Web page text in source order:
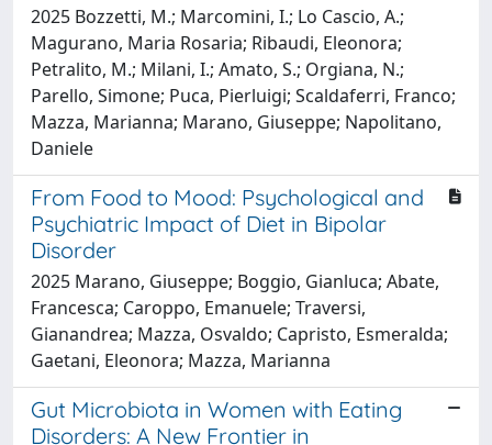
2025 Bozzetti, M.; Marcomini, I.; Lo Cascio, A.;
Magurano, Maria Rosaria; Ribaudi, Eleonora;
Petralito, M.; Milani, I.; Amato, S.; Orgiana, N.;
Parello, Simone; Puca, Pierluigi; Scaldaferri, Franco;
Mazza, Marianna; Marano, Giuseppe; Napolitano,
Daniele
From Food to Mood: Psychological and
Psychiatric Impact of Diet in Bipolar
Disorder
2025 Marano, Giuseppe; Boggio, Gianluca; Abate,
Francesca; Caroppo, Emanuele; Traversi,
Gianandrea; Mazza, Osvaldo; Capristo, Esmeralda;
Gaetani, Eleonora; Mazza, Marianna
Gut Microbiota in Women with Eating
Disorders: A New Frontier in